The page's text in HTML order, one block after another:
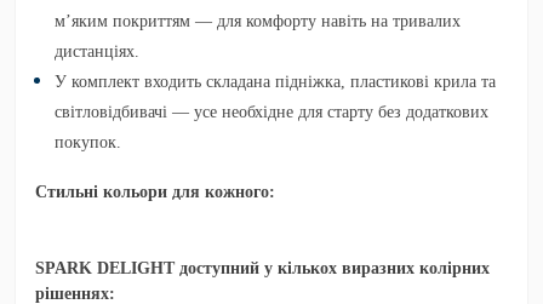
м’яким покриттям — для комфорту навіть на тривалих
дистанціях.
У комплект входить складана підніжка, пластикові крила та
світловідбивачі — усе необхідне для старту без додаткових
покупок.
Стильні кольори для кожного:
SPARK DELIGHT доступний у кількох виразних колірних
рішеннях: